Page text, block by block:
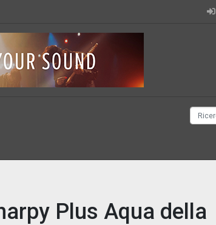
Plus Aqua della